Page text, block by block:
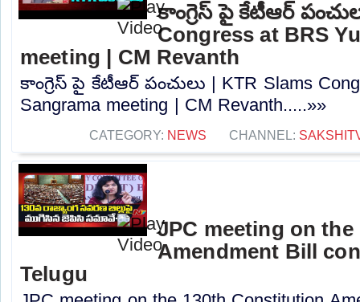
కాంగ్రెస్ పై కేటీఆర్
Congress at BRS
meeting | CM Revanth
కాంగ్రెస్ పై కేటీఆర్ పంచులు | KTR Slams
Sangrama meeting | CM Revanth.....»»
CATEGORY: NEWS CHANNEL:
JPC meeting on
Amendment Bill
Telugu